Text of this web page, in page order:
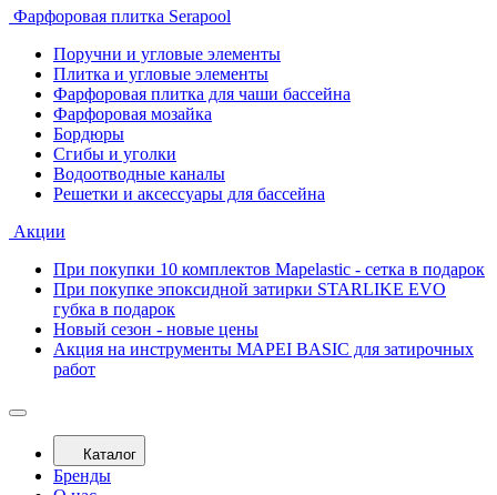
Фарфоровая плитка Serapool
Поручни и угловые элементы
Плитка и угловые элементы
Фарфоровая плитка для чаши бассейна
Фарфоровая мозайка
Бордюры
Сгибы и уголки
Водоотводные каналы
Решетки и аксессуары для бассейна
Акции
При покупки 10 комплектов Mapelastic - сетка в подарок
При покупке эпоксидной затирки STARLIKE EVO
губка в подарок
Новый сезон - новые цены
Акция на инструменты MAPEI BASIC для затирочных
работ
Каталог
Бренды